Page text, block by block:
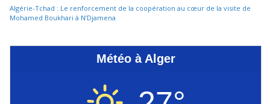
Algérie-Tchad : Le renforcement de la coopération au cœur de la visite de
Mohamed Boukhari à N’Djamena
Météo à Alger